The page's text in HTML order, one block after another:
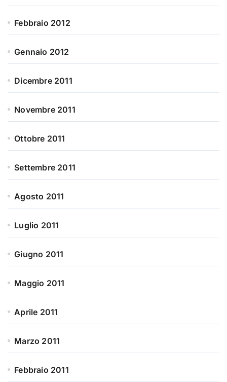
Febbraio 2012
Gennaio 2012
Dicembre 2011
Novembre 2011
Ottobre 2011
Settembre 2011
Agosto 2011
Luglio 2011
Giugno 2011
Maggio 2011
Aprile 2011
Marzo 2011
Febbraio 2011